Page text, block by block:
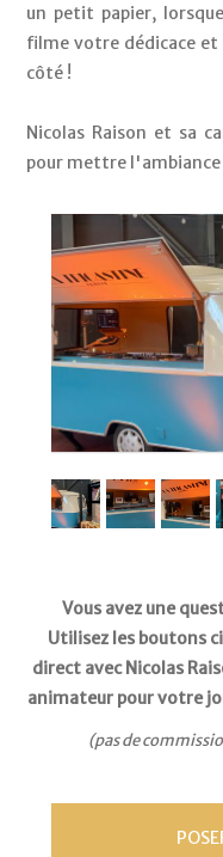
un petit papier,
filme votre dédicace et
côté !
Nicolas Raison et sa
pour mettre
Vous avez une
Utilisez les boutons
direct avec Nicolas
animateur pour votre
(pas de